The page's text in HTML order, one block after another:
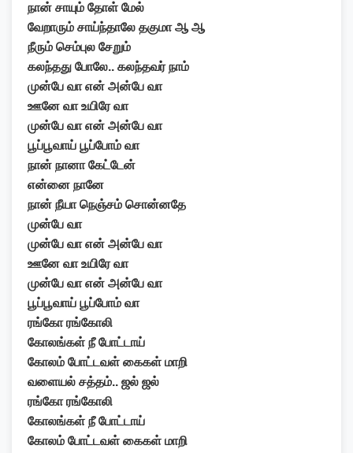
நான் சாயும் தோள் மேல்
வேறாரும் சாய்ந்தாலே தகுமா ஆ ஆ
நீரும் செம்புல சேறும்
கலந்தது போலே.. கலந்தவர் நாம்
முன்பே வா என் அன்பே வா
ஊனே வா உயிரே வா
முன்பே வா என் அன்பே வா
பூப்பூவாய் பூப்போம் வா
நான் நானா கேட்டேன்
என்னை நானே
நான் நீயா நெஞ்சம் சொன்னதே
முன்பே வா
முன்பே வா என் அன்பே வா
ஊனே வா உயிரே வா
முன்பே வா என் அன்பே வா
பூப்பூவாய் பூப்போம் வா
ரங்கோ ரங்கோலி
கோலங்கள் நீ போட்டாய்
கோலம் போட்டவள் கைகள் மாறி
வளையல் சத்தம்.. ஜல் ஜல்
ரங்கோ ரங்கோலி
கோலங்கள் நீ போட்டாய்
கோலம் போட்டவள் கைகள் மாறி